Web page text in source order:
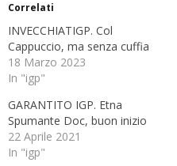
Correlati
INVECCHIATIGP. Col
Cappuccio, ma senza cuffia
18 Marzo 2023
In "igp"
GARANTITO IGP. Etna
Spumante Doc, buon inizio
22 Aprile 2021
In "igp"